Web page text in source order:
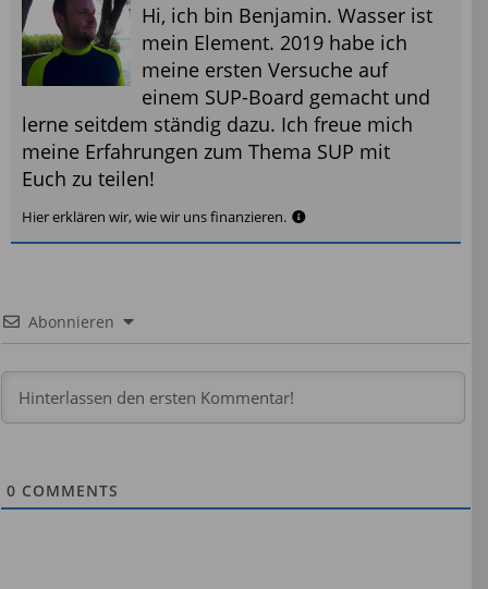
Hi, ich bin Benjamin. Wasser ist
mein Element. 2019 habe ich
meine ersten Versuche auf
einem SUP-Board gemacht und
lerne seitdem ständig dazu. Ich freue mich
meine Erfahrungen zum Thema SUP mit
Euch zu teilen!
Hier erklären wir, wie wir uns finanzieren.
Abonnieren
0 COMMENTS